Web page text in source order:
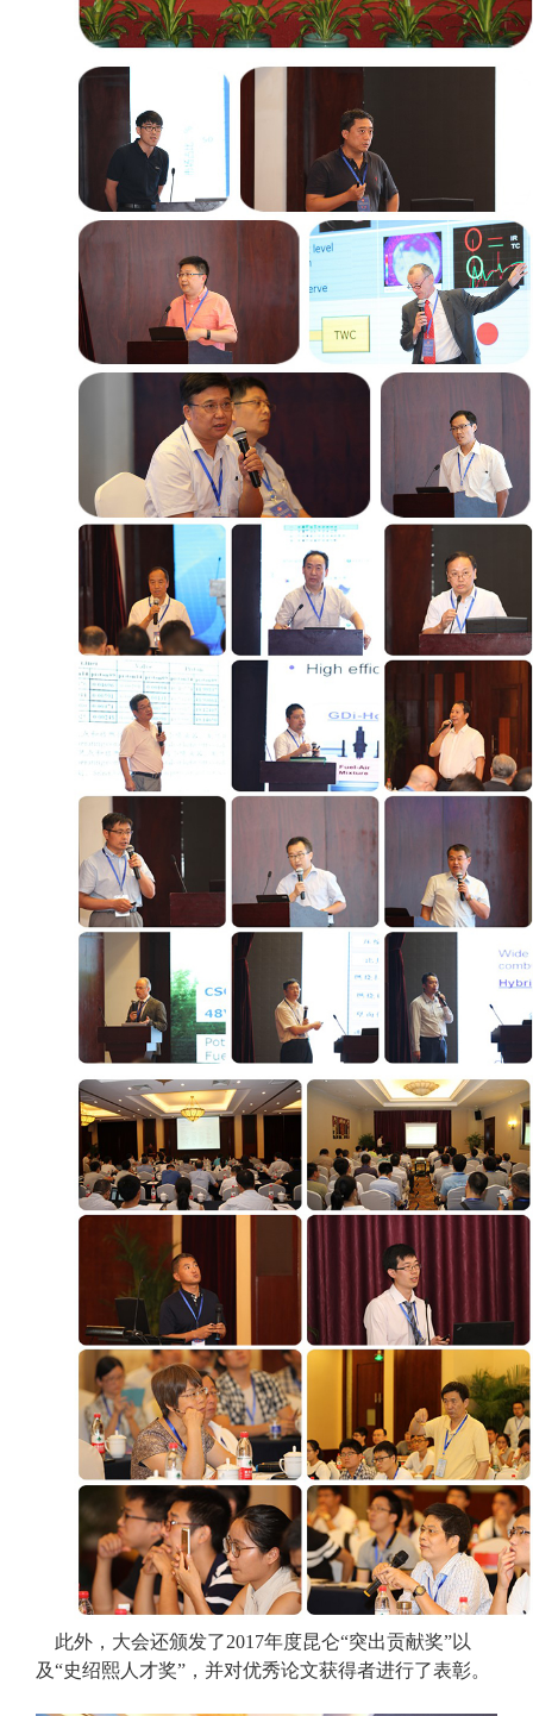
此外，大会还颁发了2017年度昆仑“突出贡献奖”以
及“史绍熙人才奖”，并对优秀论文获得者进行了表彰。